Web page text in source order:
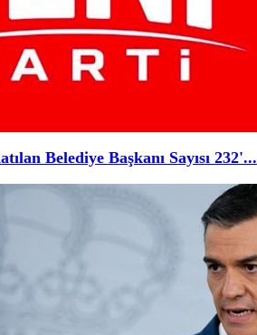
Belediye Başkanı Sayısı 232'...